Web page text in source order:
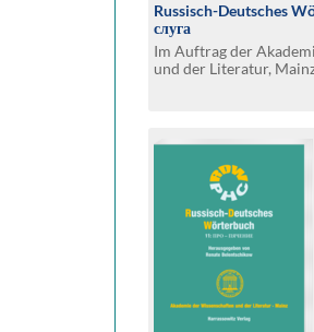
Russisch-Deutsches
слуга
Im Auftrag der
und der Literatur,